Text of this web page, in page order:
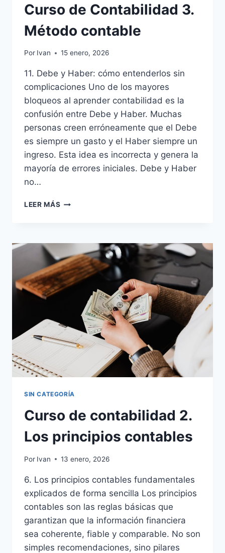
Curso de Contabilidad 3.
Método contable
Por Ivan 15 enero, 2026
11. Debe y Haber: cómo entenderlos sin
complicaciones Uno de los mayores
bloqueos al aprender contabilidad es la
confusión entre Debe y Haber. Muchas
personas creen erróneamente que el Debe
es siempre un gasto y el Haber siempre un
ingreso. Esta idea es incorrecta y genera la
mayoría de errores iniciales. Debe y Haber
no…
LEER MÁS CURSO
MÉTODO
CONTABLE
SIN CATEGORÍA
Curso de contabilidad 2.
Los principios contables
Por Ivan 13 enero, 2026
6. Los principios contables fundamentales
explicados de forma sencilla Los principios
contables son las reglas básicas que
garantizan que la información financiera
sea coherente, fiable y comparable. No son
simples recomendaciones, sino pilares